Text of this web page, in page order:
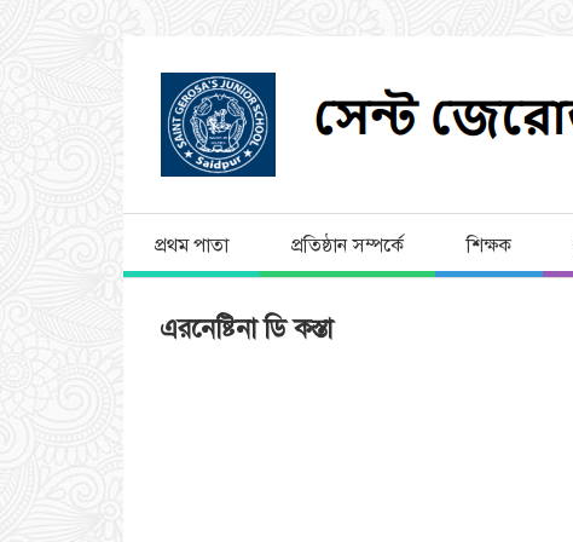
প্রথম পাতা প্রতিষ্ঠান সম্পর্কে শিক্ষক
এরনেষ্টিনা ডি কস্তা